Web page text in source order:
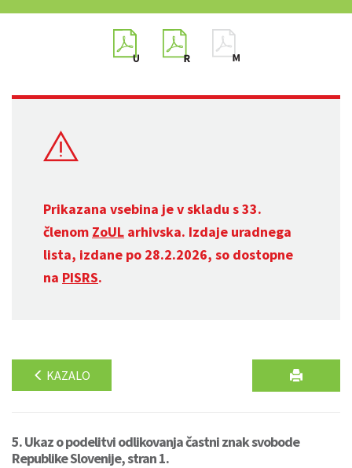
Prikazana vsebina je v skladu s 33.
členom ZoUL arhivska. Izdaje uradnega
lista, izdane po 28.2.2026, so dostopne
na PISRS.
KAZALO
5. Ukaz o podelitvi odlikovanja častni znak svobode
Republike Slovenije, stran 1.